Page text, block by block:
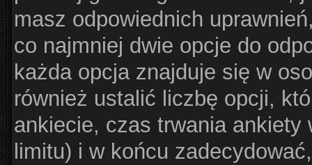
masz odpowiednich
co najmniej dwie opcje do
każda opcja znajduje się w
również ustalić liczbę opcji,
ankiecie, czas trwania
limitu) i w końcu